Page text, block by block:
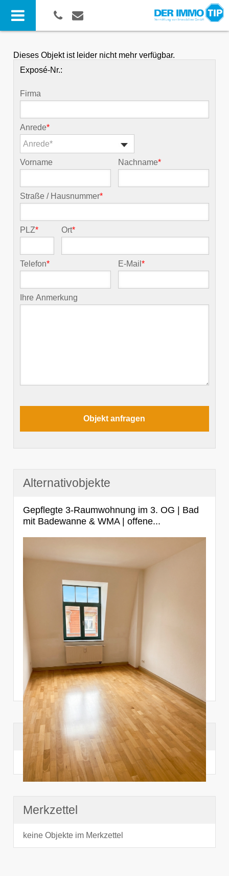
Dieses Objekt ist leider nicht mehr verfügbar.
Exposé-Nr.:
Firma
Anrede*
Anrede*
Vorname Nachname*
Straße / Hausnummer*
PLZ* Ort*
Telefon* E-Mail*
Ihre Anmerkung
Alternativobjekte
Gepflegte 3-Raumwohnung im 3. OG | Bad
mit Badewanne & WMA | offene...
Suchhistorie
noch nichts angesehen
Merkzettel
keine Objekte im Merkzettel